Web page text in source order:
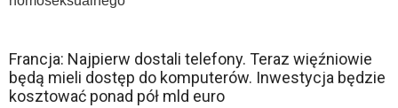
Francja: Najpierw dostali telefony. Teraz więźniowie
będą mieli dostęp do komputerów. Inwestycja będzie
kosztować ponad pół mld euro